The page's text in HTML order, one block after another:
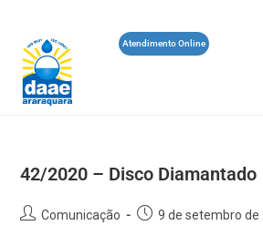
Atendimento Online
42/2020 – Disco Diamantado
Comunicação 9 de setembro de